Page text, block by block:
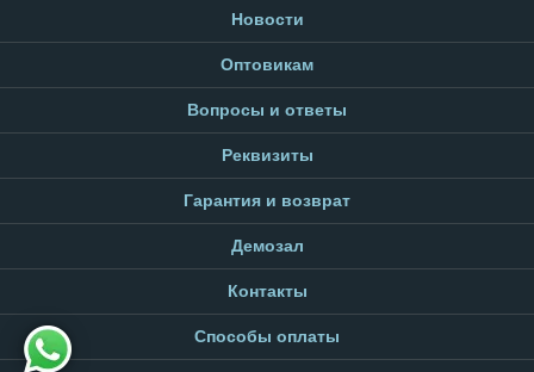
Новости
Оптовикам
Вопросы и ответы
Реквизиты
Гарантия и возврат
Демозал
Контакты
Способы оплаты